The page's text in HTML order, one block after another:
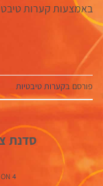
באמצעות קערות
פורסם בקערות טיבטיות
סדנת
ON4 בדצמבר 2014